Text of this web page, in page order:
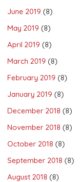
June 2019 (8)
May 2019 (8)
April 2019 (8)
March 2019 (8)
February 2019 (8)
January 2019 (8)
December 2018 (8)
November 2018 (8)
October 2018 (8)
September 2018 (8)
August 2018 (8)